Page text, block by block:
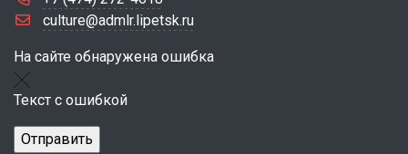
culture@admlr.lipetsk.ru
На сайте обнаружена ошибка
Текст с ошибкой